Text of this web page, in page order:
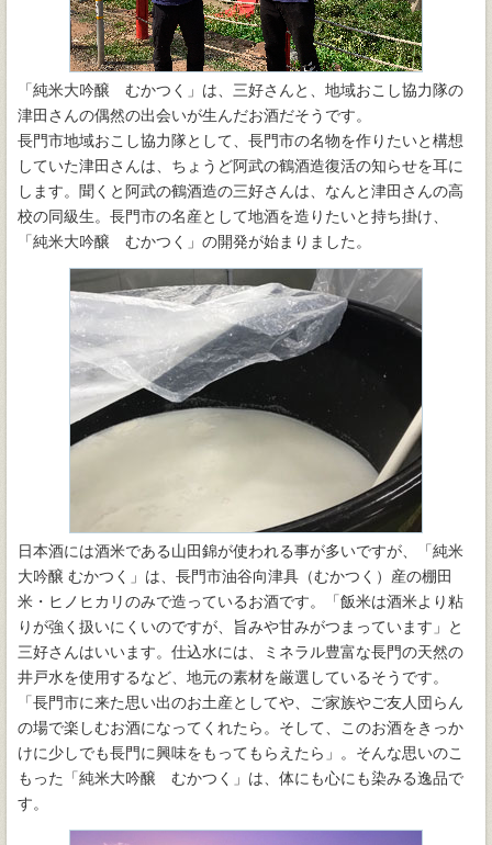
「純米大吟醸 むかつく」は、三好さんと、地域おこし協力隊の
津田さんの偶然の出会いが生んだお酒だそうです。
長門市地域おこし協力隊として、長門市の名物を作りたいと構想
していた津田さんは、ちょうど阿武の鶴酒造復活の知らせを耳に
します。聞くと阿武の鶴酒造の三好さんは、なんと津田さんの高
校の同級生。長門市の名産として地酒を造りたいと持ち掛け、
「純米大吟醸 むかつく」の開発が始まりました。
日本酒には酒米である山田錦が使われる事が多いですが、「純米
大吟醸 むかつく」は、長門市油谷向津具（むかつく）産の棚田
米・ヒノヒカリのみで造っているお酒です。「飯米は酒米より粘
りが強く扱いにくいのですが、旨みや甘みがつまっています」と
三好さんはいいます。仕込水には、ミネラル豊富な長門の天然の
井戸水を使用するなど、地元の素材を厳選しているそうです。
「長門市に来た思い出のお土産としてや、ご家族やご友人団らん
の場で楽しむお酒になってくれたら。そして、このお酒をきっか
けに少しでも長門に興味をもってもらえたら」。そんな思いのこ
もった「純米大吟醸 むかつく」は、体にも心にも染みる逸品で
す。